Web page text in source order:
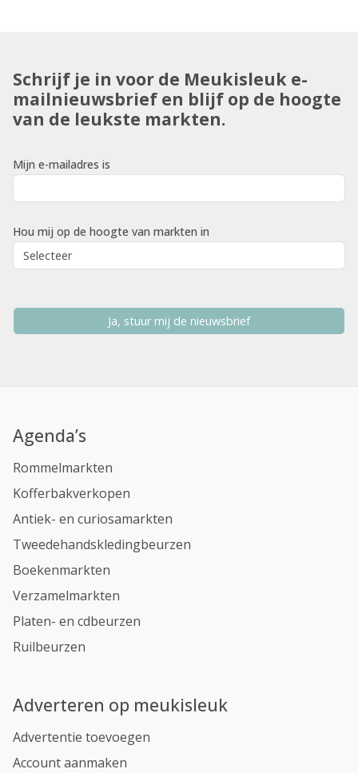
Schrijf je in voor de Meukisleuk e-
mailnieuwsbrief en blijf op de hoogte
van de leukste markten.
Mijn e-mailadres is
Hou mij op de hoogte van markten in
Ja, stuur mij de nieuwsbrief
Agenda’s
Rommelmarkten
Kofferbakverkopen
Antiek- en curiosamarkten
Tweedehandskledingbeurzen
Boekenmarkten
Verzamelmarkten
Platen- en cdbeurzen
Ruilbeurzen
Adverteren op meukisleuk
Advertentie toevoegen
Account aanmaken